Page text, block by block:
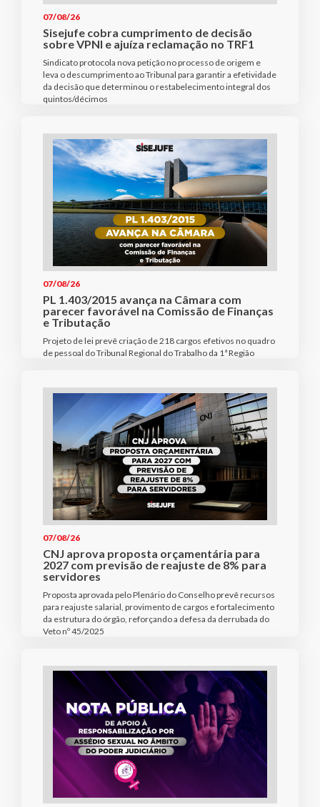
07/08/26
Sisejufe cobra cumprimento de decisão
sobre VPNI e ajuíza reclamação no TRF1
Sindicato protocola nova petição no processo de origem e
leva o descumprimento ao Tribunal para garantir a efetividade
da decisão que determinou o restabelecimento integral dos
quintos/décimos
07/08/26
PL 1.403/2015 avança na Câmara com
parecer favorável na Comissão de Finanças
e Tributação
Projeto de lei prevê criação de 218 cargos efetivos no quadro
de pessoal do Tribunal Regional do Trabalho da 1ª Região
07/08/26
CNJ aprova proposta orçamentária para
2027 com previsão de reajuste de 8% para
servidores
Proposta aprovada pelo Plenário do Conselho prevê recursos
para reajuste salarial, provimento de cargos e fortalecimento
da estrutura do órgão, reforçando a defesa da derrubada do
Veto nº 45/2025